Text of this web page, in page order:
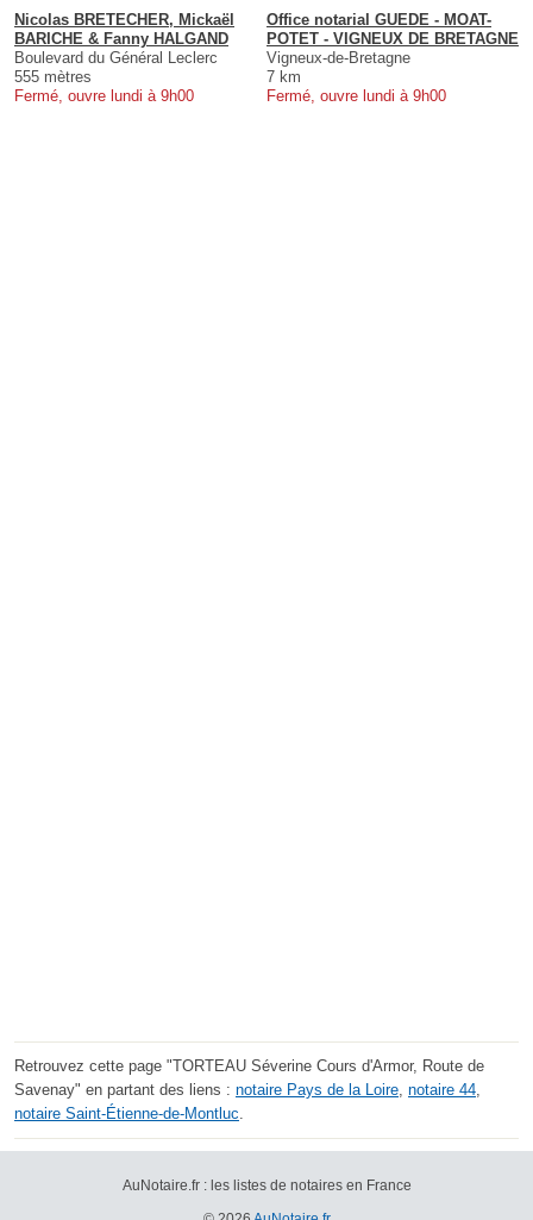
Nicolas BRETECHER, Mickaël
BARICHE & Fanny HALGAND
Boulevard du Général Leclerc
555 mètres
Fermé, ouvre lundi à 9h00
Office notarial GUEDE - MOAT-
POTET - VIGNEUX DE BRETAGNE
Vigneux-de-Bretagne
7 km
Fermé, ouvre lundi à 9h00
Retrouvez cette page "TORTEAU Séverine Cours d'Armor, Route de
Savenay" en partant des liens : notaire Pays de la Loire, notaire 44,
notaire Saint-Étienne-de-Montluc.
AuNotaire.fr : les listes de notaires en France